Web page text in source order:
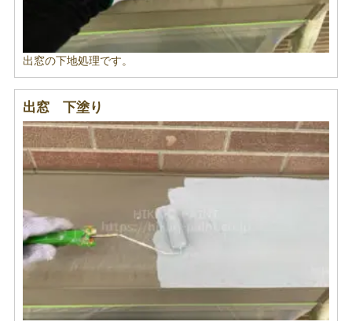
出窓の下地処理です。
出窓 下塗り